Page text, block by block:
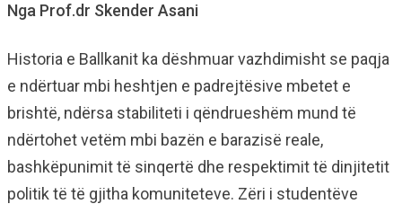
Nga Prof.dr Skender Asani
Historia e Ballkanit ka dëshmuar vazhdimisht se paqja
e ndërtuar mbi heshtjen e padrejtësive mbetet e
brishtë, ndërsa stabiliteti i qëndrueshëm mund të
ndërtohet vetëm mbi bazën e barazisë reale,
bashkëpunimit të sinqertë dhe respektimit të dinjitetit
politik të të gjitha komuniteteve. Zëri i studentëve